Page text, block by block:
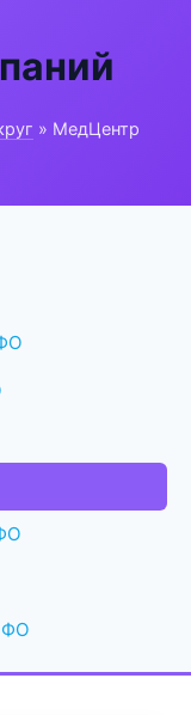
» МедЦентр
ФО